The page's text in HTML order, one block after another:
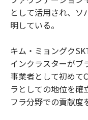
として活用され、ソ
明している。
キム・ミョングク
インクラスターがブ
事業者として初めて
ラとしての地位を確
フラ分野での貢献度